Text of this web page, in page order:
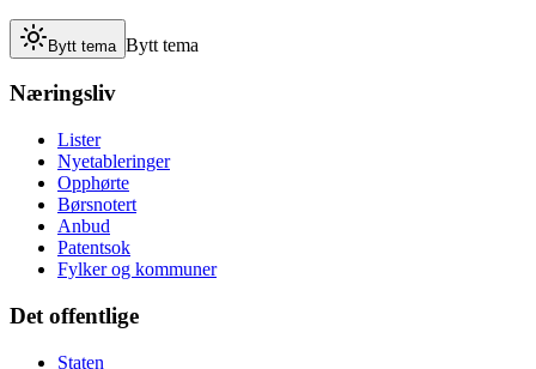
Bytt tema Bytt tema
Næringsliv
Lister
Nyetableringer
Opphørte
Børsnotert
Anbud
Patentsok
Fylker og kommuner
Det offentlige
Staten